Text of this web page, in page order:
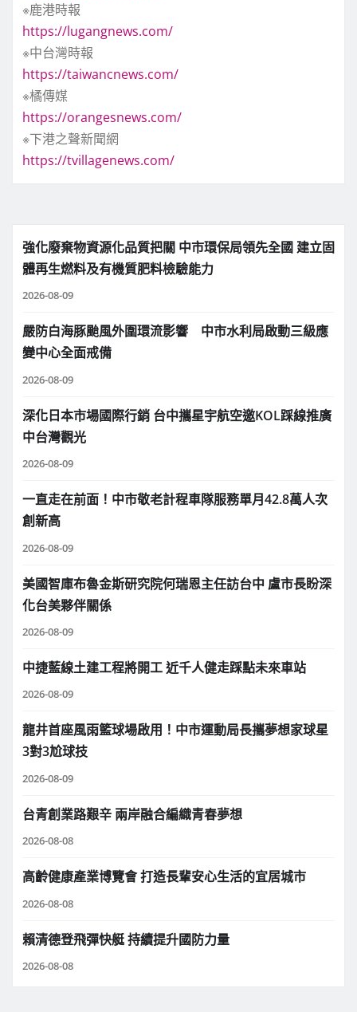
※鹿港時報
https://lugangnews.com/
※中台灣時報
https://taiwancnews.com/
※橘傳媒
https://orangesnews.com/
※下港之聲新聞網
https://tvillagenews.com/
強化廢棄物資源化品質把關 中市環保局領先全國 建立固
體再生燃料及有機質肥料檢驗能力
2026-08-09
嚴防白海豚颱風外圍環流影響 中市水利局啟動三級應
變中心全面戒備
2026-08-09
深化日本市場國際行銷 台中攜星宇航空邀KOL踩線推廣
中台灣觀光
2026-08-09
一直走在前面！中市敬老計程車隊服務單月42.8萬人次
創新高
2026-08-09
美國智庫布魯金斯研究院何瑞恩主任訪台中 盧市長盼深
化台美夥伴關係
2026-08-09
中捷藍線土建工程將開工 近千人健走踩點未來車站
2026-08-09
龍井首座風雨籃球場啟用！中市運動局長攜夢想家球星
3對3尬球技
2026-08-09
台青創業路艱辛 兩岸融合編織青春夢想
2026-08-08
高齡健康產業博覽會 打造長輩安心生活的宜居城市
2026-08-08
賴清德登飛彈快艇 持續提升國防力量
2026-08-08